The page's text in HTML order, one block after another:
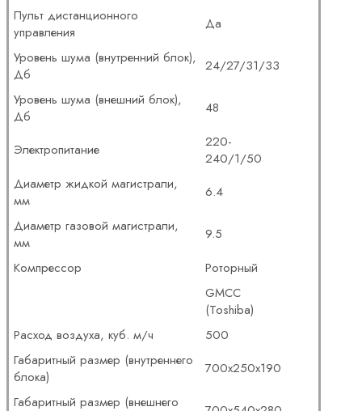
Пульт дистанционного
управления
Да
Уровень шума (внутренний блок),
Дб
24/27/31/33
Уровень шума (внешний блок),
Дб
48
Электропитание
220-
240/1/50
Диаметр жидкой магистрали,
мм
6.4
Диаметр газовой магистрали,
мм
9.5
Компрессор
Роторный
GMCC
(Toshiba)
Расход воздуха, куб. м/ч
500
Габаритный размер (внутреннего
блока)
700x250x190
Габаритный размер (внешнего